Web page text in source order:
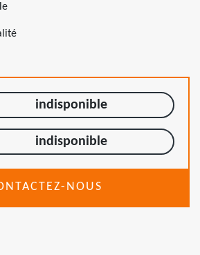
indisponible
indisponible
NOUS